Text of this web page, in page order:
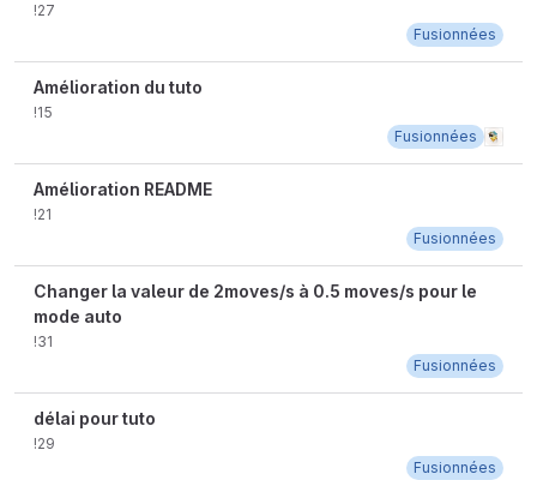
!27
Fusionnées
Amélioration du tuto
!15
Fusionnées
Amélioration README
!21
Fusionnées
Changer la valeur de 2moves/s à 0.5 moves/s pour le
mode auto
!31
Fusionnées
délai pour tuto
!29
Fusionnées